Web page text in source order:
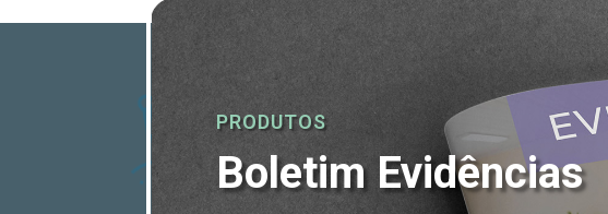
PRODUTOS
Boletim Evidências